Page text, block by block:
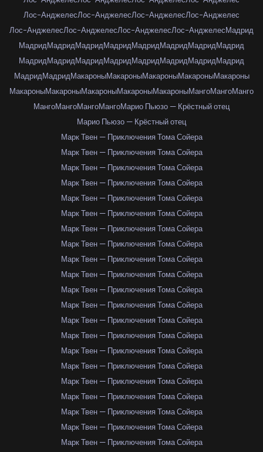
Лос-АнджелесЛос-АнджелесЛос-АнджелесЛос-Анджелес
Лос-АнджелесЛос-АнджелесЛос-АнджелесЛос-АнджелесМадрид
МадридМадридМадридМадридМадридМадридМадридМадрид
МадридМадридМадридМадридМадридМадридМадридМадрид
МадридМадридМакароныМакароныМакароныМакароныМакароны
МакароныМакароныМакароныМакароныМакароныМангоМангоМанго
МангоМангоМангоМангоМарио Пьюзо — Крёстный отец
Марио Пьюзо — Крёстный отец
Марк Твен — Приключения Тома Сойера
Марк Твен — Приключения Тома Сойера
Марк Твен — Приключения Тома Сойера
Марк Твен — Приключения Тома Сойера
Марк Твен — Приключения Тома Сойера
Марк Твен — Приключения Тома Сойера
Марк Твен — Приключения Тома Сойера
Марк Твен — Приключения Тома Сойера
Марк Твен — Приключения Тома Сойера
Марк Твен — Приключения Тома Сойера
Марк Твен — Приключения Тома Сойера
Марк Твен — Приключения Тома Сойера
Марк Твен — Приключения Тома Сойера
Марк Твен — Приключения Тома Сойера
Марк Твен — Приключения Тома Сойера
Марк Твен — Приключения Тома Сойера
Марк Твен — Приключения Тома Сойера
Марк Твен — Приключения Тома Сойера
Марк Твен — Приключения Тома Сойера
Марк Твен — Приключения Тома Сойера
Марк Твен — Приключения Тома Сойера